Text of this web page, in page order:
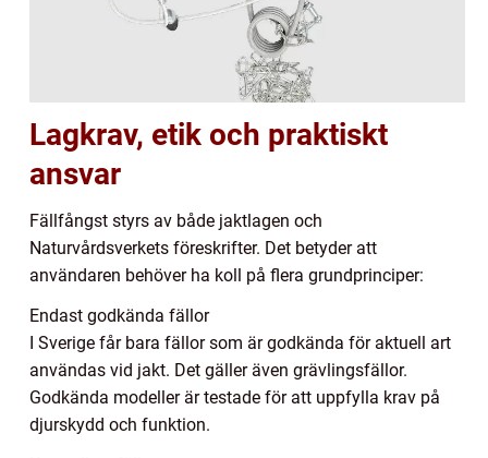
Lagkrav, etik och praktiskt
ansvar
Fällfångst styrs av både jaktlagen och
Naturvårdsverkets föreskrifter. Det betyder att
användaren behöver ha koll på flera grundprinciper:
Endast godkända fällor
I Sverige får bara fällor som är godkända för aktuell art
användas vid jakt. Det gäller även grävlingsfällor.
Godkända modeller är testade för att uppfylla krav på
djurskydd och funktion.